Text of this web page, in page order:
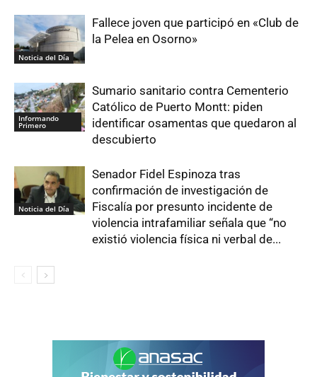
Noticia del Día
Fallece joven que participó en «Club de
la Pelea en Osorno»
Informando
Primero
Sumario sanitario contra Cementerio
Católico de Puerto Montt: piden
identificar osamentas que quedaron al
descubierto
Noticia del Día
Senador Fidel Espinoza tras
confirmación de investigación de
Fiscalía por presunto incidente de
violencia intrafamiliar señala que “no
existió violencia física ni verbal de...